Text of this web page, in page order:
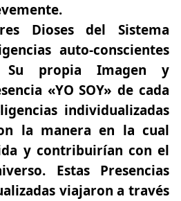
Dioses del Sistema
auto-conscientes
propia Imagen y
«YO SOY» de cada
individualizadas
la manera en la cual
y contribuirían con el
Estas Presencias
viajaron a través